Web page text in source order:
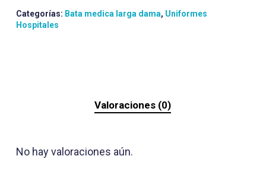
Categorías: Bata medica larga dama, Uniformes
Hospitales
Valoraciones (0)
No hay valoraciones aún.